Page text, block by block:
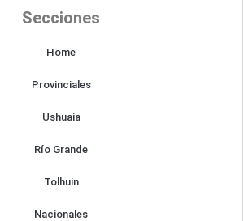
b
k
a
a
Secciones
Home
Provinciales
Ushuaia
Río Grande
Tolhuin
Nacionales